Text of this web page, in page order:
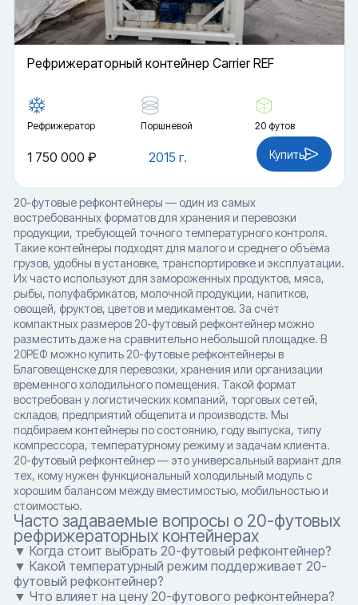
Рефрижераторный контейнер Carrier REF
Рефрижератор Поршневой 20 футов
2015 г.
1 750 000 ₽ Купить
20-футовые рефконтейнеры — один из самых
востребованных форматов для хранения и перевозки
продукции, требующей точного температурного контроля.
Такие контейнеры подходят для малого и среднего объёма
грузов, удобны в установке, транспортировке и эксплуатации.
Их часто используют для замороженных продуктов, мяса,
рыбы, полуфабрикатов, молочной продукции, напитков,
овощей, фруктов, цветов и медикаментов. За счёт
компактных размеров 20-футовый рефконтейнер можно
разместить даже на сравнительно небольшой площадке. В
20РЕФ можно купить 20-футовые рефконтейнеры в
Благовещенске для перевозки, хранения или организации
временного холодильного помещения. Такой формат
востребован у логистических компаний, торговых сетей,
складов, предприятий общепита и производств. Мы
подбираем контейнеры по состоянию, году выпуска, типу
компрессора, температурному режиму и задачам клиента.
20-футовый рефконтейнер — это универсальный вариант для
тех, кому нужен функциональный холодильный модуль с
хорошим балансом между вместимостью, мобильностью и
стоимостью.
Часто задаваемые вопросы о 20-футовых
рефрижераторных контейнерах
▼ Когда стоит выбрать 20-футовый рефконтейнер?
▼ Какой температурный режим поддерживает 20-
футовый рефконтейнер?
▼ Что влияет на цену 20-футового рефконтейнера?